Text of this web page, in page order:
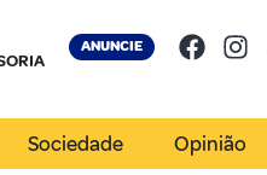
ANUNCIE
Sociedade Opinião